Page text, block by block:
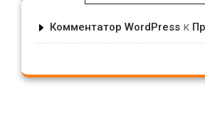
Комментатор WordPress к